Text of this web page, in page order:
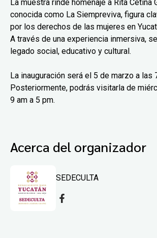
La muestra rinde homenaje a Rita Cetina
conocida como La Siempreviva, figura
por los derechos de las mujeres en
A través de una experiencia inmersiva,
legado social, educativo y cultural.
La inauguración será el 5 de marzo a las
Posteriormente, podrás visitarla de
9 am a 5 pm.
Acerca del organizador
SEDECULTA